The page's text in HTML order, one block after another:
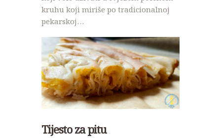
kruhu koji miriše po tradicionalnoj
pekarskoj…
Tijesto za pitu